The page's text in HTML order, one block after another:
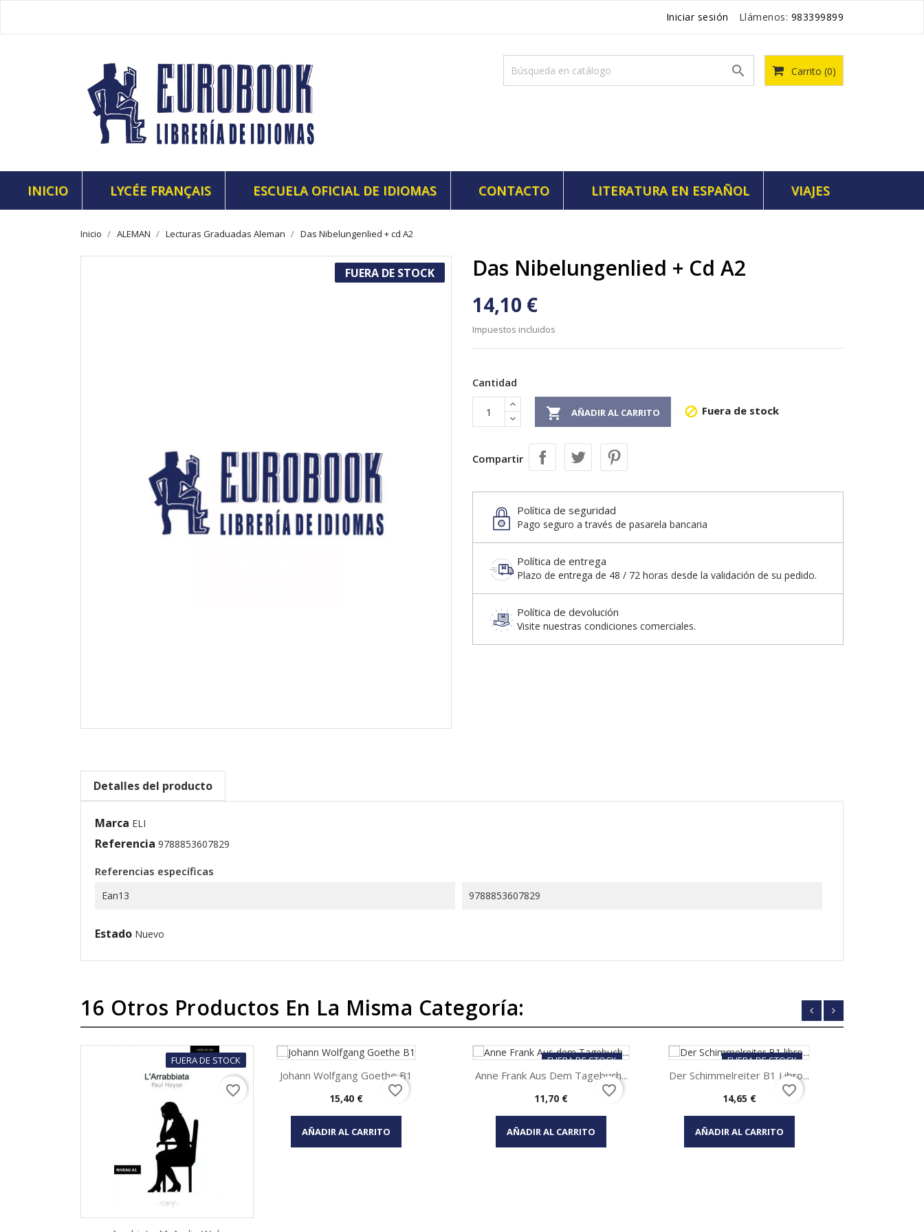
Iniciar sesión Llámenos: 983399899
Carrito (0)

INICIO LYCÉE FRANÇAIS ESCUELA OFICIAL DE IDIOMAS CONTACTO LITERATURA EN ESPAÑOL VIAJES
Inicio ALEMAN Lecturas Graduadas Aleman Das Nibelungenlied + cd A2
FUERA DE STOCK Das Nibelungenlied + Cd A2
14,10 €
Impuestos incluidos
Cantidad
 AÑADIR AL CARRITO  Fuera de stock
Compartir
Política de seguridad
Pago seguro a través de pasarela bancaria
Política de entrega
Plazo de entrega de 48 / 72 horas desde la validación de su pedido.
Política de devolución
Visite nuestras condiciones comerciales.
Detalles del producto
Marca ELI
Referencia 9788853607829
Referencias específicas
Ean13 9788853607829
Estado Nuevo
16 Otros Productos En La Misma Categoría:
FUERA DE STOCK
favorite_border
Vista rápida
Johann Wolfgang Goethe B1
Precio
15,40 €
AÑADIR AL CARRITO
favorite_border
FUERA DE STOCK
Vista rápida
Anne Frank Aus Dem Tagebuch...
Precio
11,70 €
AÑADIR AL CARRITO
favorite_border
FUERA DE STOCK
Vista rápida
Der Schimmelreiter B1 Libro...
Precio
14,65 €
AÑADIR AL CARRITO
favorite_border